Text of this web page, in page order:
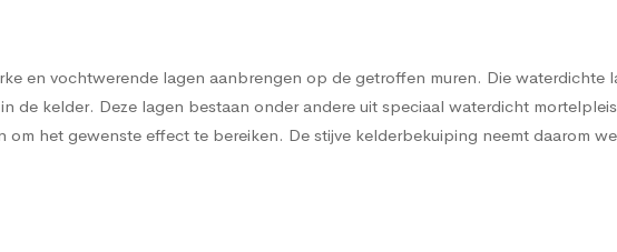
en vochtwerende lagen aanbrengen op de getroffen muren. Die waterdichte
kelder. Deze lagen bestaan onder andere uit speciaal waterdicht
het gewenste effect te bereiken. De stijve kelderbekuiping neemt daarom